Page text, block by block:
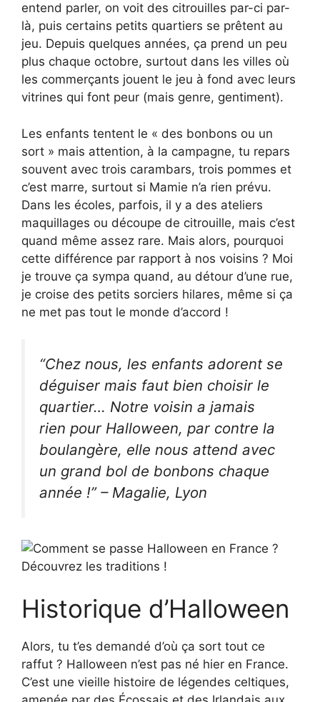
entend parler, on voit des citrouilles par-ci par-
là, puis certains petits quartiers se prêtent au
jeu. Depuis quelques années, ça prend un peu
plus chaque octobre, surtout dans les villes où
les commerçants jouent le jeu à fond avec leurs
vitrines qui font peur (mais genre, gentiment).
Les enfants tentent le « des bonbons ou un
sort » mais attention, à la campagne, tu repars
souvent avec trois carambars, trois pommes et
c’est marre, surtout si Mamie n’a rien prévu.
Dans les écoles, parfois, il y a des ateliers
maquillages ou découpe de citrouille, mais c’est
quand même assez rare. Mais alors, pourquoi
cette différence par rapport à nos voisins ? Moi
je trouve ça sympa quand, au détour d’une rue,
je croise des petits sorciers hilares, même si ça
ne met pas tout le monde d’accord !
“Chez nous, les enfants adorent se
déguiser mais faut bien choisir le
quartier… Notre voisin a jamais
rien pour Halloween, par contre la
boulangère, elle nous attend avec
un grand bol de bonbons chaque
année !” – Magalie, Lyon
Historique d’Halloween
Alors, tu t’es demandé d’où ça sort tout ce
raffut ? Halloween n’est pas né hier en France.
C’est une vieille histoire de légendes celtiques,